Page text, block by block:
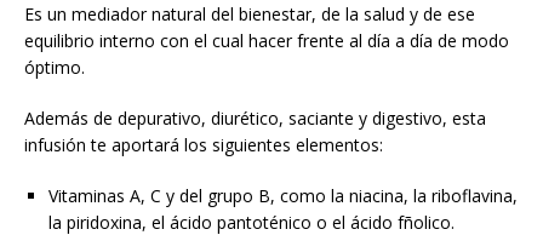
Es un mediador natural del bienestar, de la salud y de ese
equilibrio interno con el cual hacer frente al día a día de modo
óptimo.
Además de depurativo, diurético, saciante y digestivo, esta
infusión te aportará los siguientes elementos:
Vitaminas A, C y del grupo B, como la niacina, la riboflavina,
la piridoxina, el ácido pantoténico o el ácido fñolico.